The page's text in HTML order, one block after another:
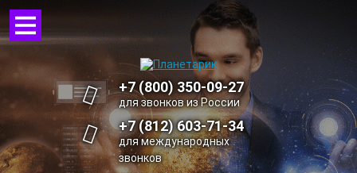
+7 (800) 350-09-27
для звонков из России
+7 (812) 603-71-34
для международных
звонков